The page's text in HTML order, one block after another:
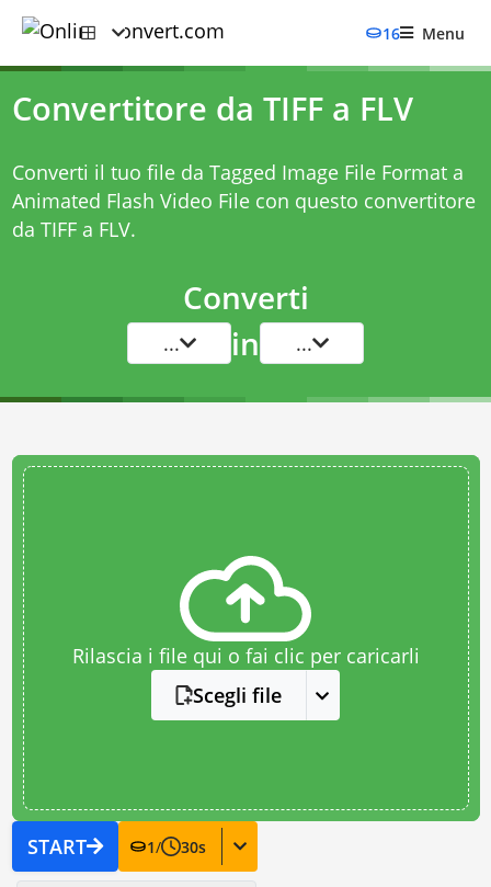
16 Menu
Convertitore da TIFF a FLV
Converti il tuo file da Tagged Image File Format a
Animated Flash Video File con questo convertitore
da TIFF a FLV.
Converti
... in ...
Rilascia i file qui o fai clic per caricarli
Scegli file
START 1/ 30s